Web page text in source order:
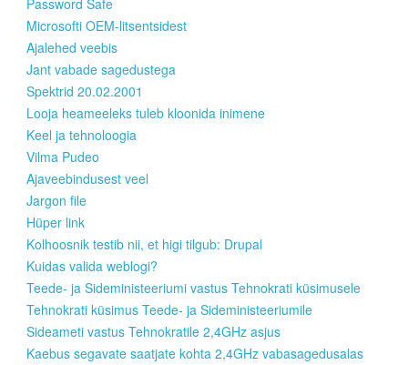
Password Safe
Microsofti OEM-litsentsidest
Ajalehed veebis
Jant vabade sagedustega
Spektrid 20.02.2001
Looja heameeleks tuleb kloonida inimene
Keel ja tehnoloogia
Vilma Pudeo
Ajaveebindusest veel
Jargon file
Hüper link
Kolhoosnik testib nii, et higi tilgub: Drupal
Kuidas valida weblogi?
Teede- ja Sideministeeriumi vastus Tehnokrati küsimusele
Tehnokrati küsimus Teede- ja Sideministeeriumile
Sideameti vastus Tehnokratile 2,4GHz asjus
Kaebus segavate saatjate kohta 2,4GHz vabasagedusalas